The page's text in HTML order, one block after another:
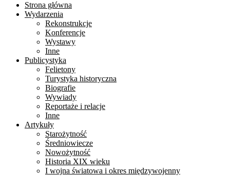
Strona główna
Wydarzenia
Rekonstrukcje
Konferencje
Wystawy
Inne
Publicystyka
Felietony
Turystyka historyczna
Biografie
Wywiady
Reportaże i relacje
Inne
Artykuły
Starożytność
Średniowiecze
Nowożytność
Historia XIX wieku
I wojna światowa i okres międzywojenny